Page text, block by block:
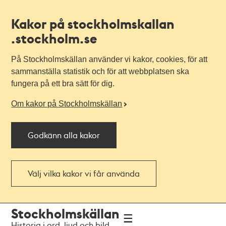
Kakor på stockholmskallan
.stockholm.se
På Stockholmskällan använder vi kakor, cookies, för att
sammanställa statistik och för att webbplatsen ska
fungera på ett bra sätt för dig.
Om kakor på Stockholmskällan
Godkänn alla kakor
Välj vilka kakor vi får använda
navigationen
huvudinnehållet
Stockholmskällan